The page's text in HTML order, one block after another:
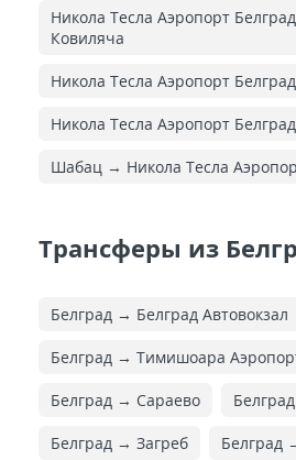
Никола Тесла Аэропорт
Ковиляча
Никола Тесла Аэропорт
Никола Тесла Аэропорт
Шабац → Никола Тесла
Трансферы из
Белград → Белград Автовокзал
Белград → Тимишоара
Белград → Сараево
Белград → Загреб Белград